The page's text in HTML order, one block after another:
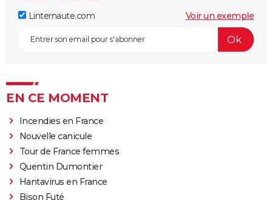
Linternaute.com Voir un exemple
EN CE MOMENT
Incendies en France
Nouvelle canicule
Tour de France femmes
Quentin Dumontier
Hantavirus en France
Bison Futé